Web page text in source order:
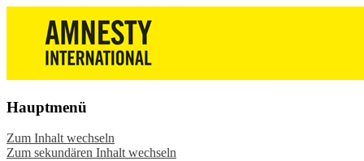
Amnesty International
Wiesbaden – Infos, Adresse,
Gruppentreffen
Die Wiesbadener Amnesty-Gruppen
stellen sich vor, bieten interessante
Veranstaltungen und Aktionen zum
Mitmachen – online oder in der Gruppe.
Sei dabei.
Hauptmenü
Zum Inhalt wechseln
Zum sekundären Inhalt wechseln